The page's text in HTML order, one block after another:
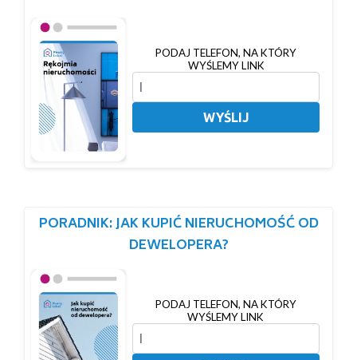
PODAJ TELEFON, NA KTÓRY
WYŚLEMY LINK
WYŚLIJ
PORADNIK: JAK KUPIĆ NIERUCHOMOŚĆ OD
DEWELOPERA?
PODAJ TELEFON, NA KTÓRY
WYŚLEMY LINK